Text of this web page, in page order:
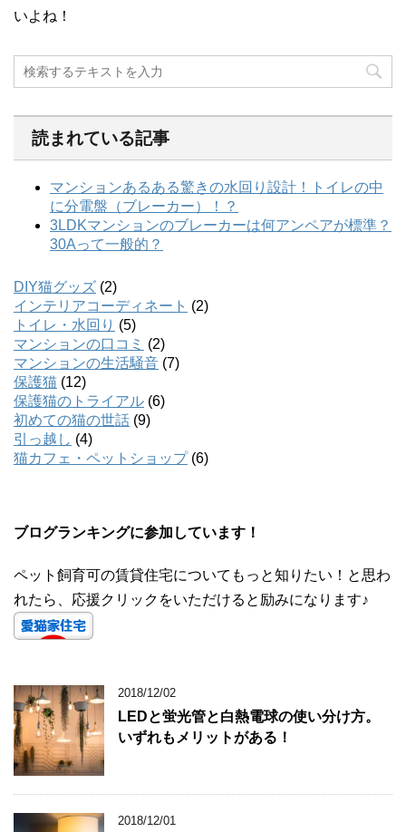
いよね！
読まれている記事
DIY猫グッズ (2)
インテリアコーディネート (2)
トイレ・水回り (5)
マンションの口コミ (2)
マンションの生活騒音 (7)
保護猫 (12)
保護猫のトライアル (6)
初めての猫の世話 (9)
引っ越し (4)
猫カフェ・ペットショップ(6)
ブログランキングに参加しています！
ペット飼育可の賃貸住宅についてもっと知りたい！と思わ
れたら、応援クリックをいただけると励みになります♪
2018/12/02
LEDと蛍光管と白熱電球の使い分け方。
いずれもメリットがある！
2018/12/01